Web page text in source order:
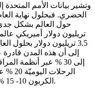
وتشير بيانات الأمم
تريليون دولار أميريكي
إلى أن هذه المدن
إلى 30 % عبر أنظمة
الكربون 10- 15 % من خلال إدارة الطاقة والمباني الذكية.